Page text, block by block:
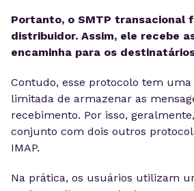
Portanto, o SMTP transacional
distribuidor. Assim, ele recebe
encaminha para os
Contudo, esse protocolo tem uma
limitada de armazenar as
recebimento. Por isso,
conjunto com dois outros
IMAP.
Na prática, os usuários utilizam